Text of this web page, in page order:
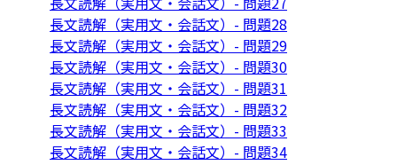
長文読解（実用文・会話文）- 問題28
長文読解（実用文・会話文）- 問題29
長文読解（実用文・会話文）- 問題30
長文読解（実用文・会話文）- 問題31
長文読解（実用文・会話文）- 問題32
長文読解（実用文・会話文）- 問題33
長文読解（実用文・会話文）- 問題34